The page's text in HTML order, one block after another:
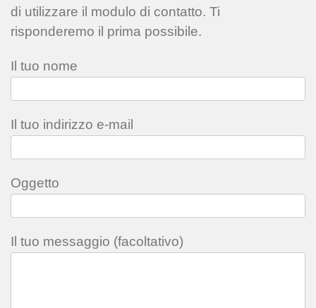
di utilizzare il modulo di contatto. Ti
risponderemo il prima possibile.
Il tuo nome
Il tuo indirizzo e-mail
Oggetto
Il tuo messaggio (facoltativo)